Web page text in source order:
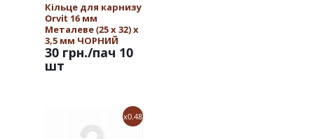
Кільце для карнизу
Orvit 16 мм
Металеве (25 х 32) х
3,5 мм ЧОРНИЙ
ОКСАМИТ
30 грн./пач 10
шт
x0.48